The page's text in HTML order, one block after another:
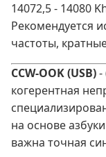
14072,5 - 14080
Рекомендуется
частоты,
CCW-OOK (USB)-
когерентная
на основе
важна точная